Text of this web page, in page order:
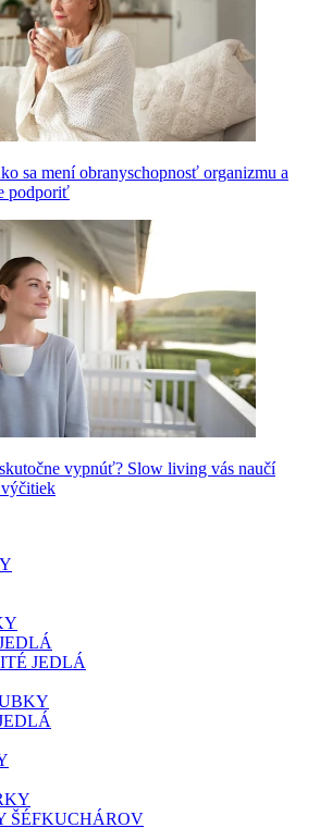
sa mení obranyschopnosť organizmu a
podporiť
vypnúť? Slow living vás naučí
JEDLÁ
ŠÉFKUCHÁROV